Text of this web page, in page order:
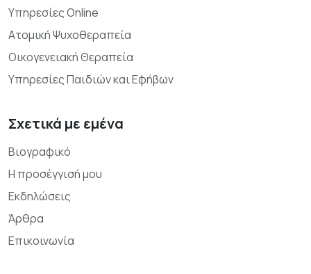
Υπηρεσίες Online
Ατομική Ψυχοθεραπεία
Οικογενειακή Θεραπεία
Υπηρεσίες Παιδιών και Εφήβων
Σχετικά με εμένα
Βιογραφικό
Η προσέγγισή μου
Εκδηλώσεις
Άρθρα
Επικοινωνία